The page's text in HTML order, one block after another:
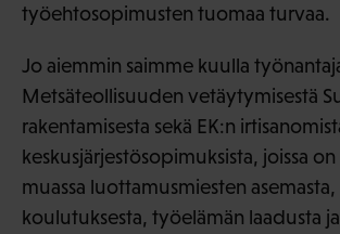
työehtosopimusten tuomaa turvaa.
Jo aiemmin saimme kuulla
Metsäteollisuuden vetäytymisestä
rakentamisesta sekä EK:n
keskusjärjestösopimuksista, joissa
muassa luottamusmiesten asemasta,
koulutuksesta, työelämän laadusta